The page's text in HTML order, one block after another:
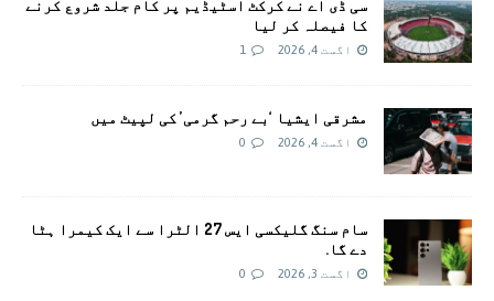
سی ڈی اے نے کرکٹ اسٹیڈیم پر کام جلد شروع کرنے
کا فیصلہ کر لیا
اگست 4, 2026 1
مشرقی ایشیا ‘بے رحم گرمی’ کی لپیٹ میں
اگست 4, 2026 0
سام سنگ گلیکسی ایس 27 الٹرا سے ایک کیمرا ہٹا
دے گا.
اگست 3, 2026 0